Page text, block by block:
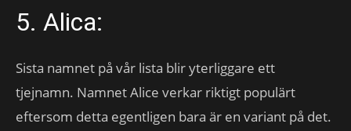
5. Alica:
Sista namnet på vår lista blir yterliggare ett
tjejnamn. Namnet Alice verkar riktigt populärt
eftersom detta egentligen bara är en variant på det.